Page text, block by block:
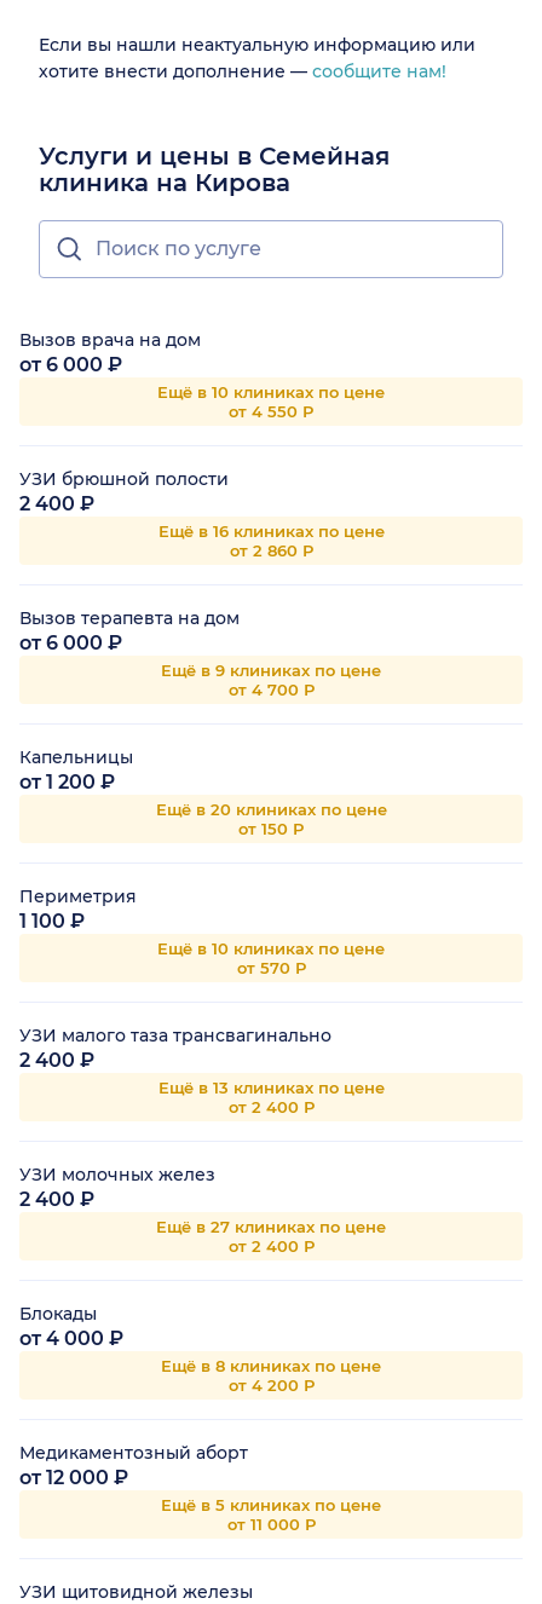
Если вы нашли неактуальную информацию или
хотите внести дополнение — сообщите нам!
Услуги и цены в Семейная
клиника на Кирова
Вызов врача на дом
от 6 000 ₽
Ещё в 10 клиниках по цене
от 4 550 Р
УЗИ брюшной полости
2 400 ₽
Ещё в 16 клиниках по цене
от 2 860 Р
Вызов терапевта на дом
от 6 000 ₽
Ещё в 9 клиниках по цене
от 4 700 Р
Капельницы
от 1 200 ₽
Ещё в 20 клиниках по цене
от 150 Р
Периметрия
1 100 ₽
Ещё в 10 клиниках по цене
от 570 Р
УЗИ малого таза трансвагинально
2 400 ₽
Ещё в 13 клиниках по цене
от 2 400 Р
УЗИ молочных желез
2 400 ₽
Ещё в 27 клиниках по цене
от 2 400 Р
Блокады
от 4 000 ₽
Ещё в 8 клиниках по цене
от 4 200 Р
Медикаментозный аборт
от 12 000 ₽
Ещё в 5 клиниках по цене
от 11 000 Р
УЗИ щитовидной железы